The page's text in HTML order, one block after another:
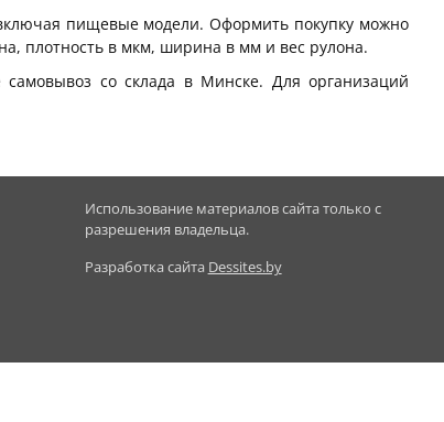
пищевые модели. Оформить покупку можно
плотность в мкм, ширина в мм и вес рулона.
со склада в Минске. Для организаций
Использование материалов сайта только с
разрешения владельца.
Разработка сайта Dessites.by